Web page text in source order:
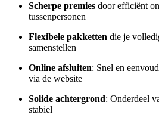
Scherpe premies door efficiënt
tussenpersonen
Flexibele pakketten die je
samenstellen
Online afsluiten: Snel en
via de website
Solide achtergrond: Onderdeel
stabiel